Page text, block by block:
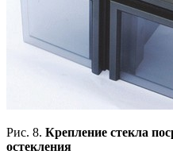
Рис. 8. Крепление стекла
остекления